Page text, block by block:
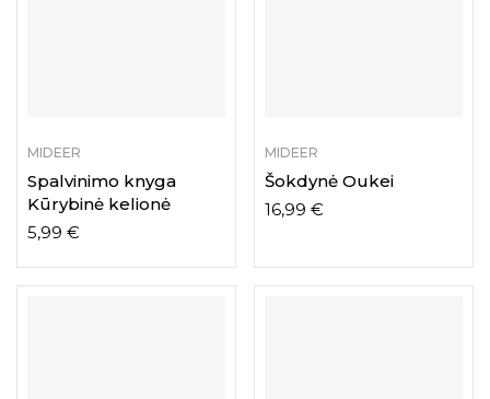
MIDEER
Spalvinimo knyga
Kūrybinė kelionė
5,99 €
MIDEER
Šokdynė Oukei
16,99 €